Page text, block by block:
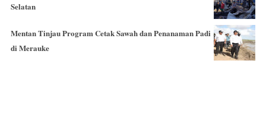
Selatan
Mentan Tinjau Program Cetak Sawah dan Penanaman Padi
di Merauke